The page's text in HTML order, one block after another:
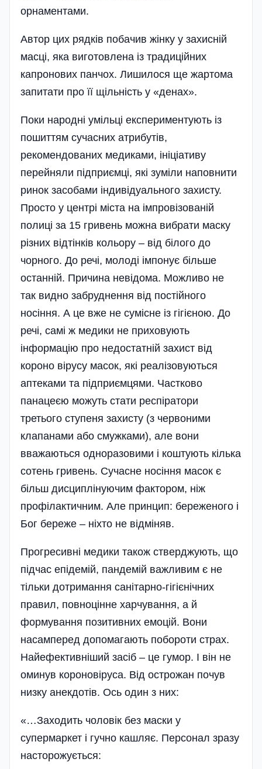
орнаментами.
Автор цих рядків побачив жінку у захисній
масці, яка виготовлена із традиційних
капронових панчох. Лишилося ще жартома
запитати про її щільність у «денах».
Поки народні умільці експериментують із
пошиттям сучасних атрибутів,
рекомендованих медиками, ініціативу
перейняли підприємці, які зуміли наповнити
ринок засобами індивідуального захисту.
Просто у центрі міста на імпровізованій
полиці за 15 гривень можна вибрати маску
різних відтінків кольору – від білого до
чорного. До речі, молоді імпонує більше
останній. Причина невідома. Можливо не
так видно забруднення від постійного
носіння. А це вже не сумісне із гігієною. До
речі, самі ж медики не приховують
інформацію про недостатній захист від
короно вірусу масок, які реалізовуються
аптеками та підприємцями. Частково
панацеєю можуть стати респіратори
третього ступеня захисту (з червоними
клапанами або смужками), але вони
вважаються одноразовими і коштують кілька
сотень гривень. Сучасне носіння масок є
більш дисциплінуючим фактором, ніж
профілактичним. Але принцип: береженого і
Бог береже – ніхто не відміняв.
Прогресивні медики також стверджують, що
підчас епідемій, пандемій важливим є не
тільки дотримання санітарно-гігієнічних
правил, повноцінне харчування, а й
формування позитивних емоцій. Вони
насамперед допомагають побороти страх.
Найефективніший засіб – це гумор. І він не
оминув короновіруса. Від острожан почув
низку анекдотів. Ось один з них:
«…Заходить чоловік без маски у
супермаркет і гучно кашляє. Персонал зразу
насторожується: